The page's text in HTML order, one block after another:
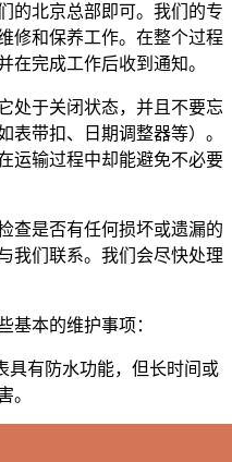
的北京总部即可。我们的专
修和保养工作。在整个过程
在完成工作后收到通知。
处于关闭状态，并且不要忘
表带扣、日期调整器等）。
运输过程中却能避免不必要
查是否有任何损坏或遗漏的
我们联系。我们会尽快处理
基本的维护事项：
具有防水功能，但长时间或
。